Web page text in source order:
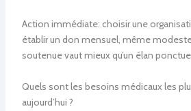
Action immédiate: choisir une
établir un don mensuel, même
soutenue vaut mieux qu’un élan
Quels sont les besoins médicaux les
aujourd’hui ?